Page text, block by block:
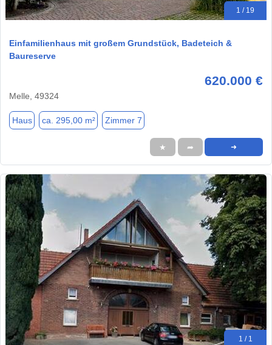
1 / 19
Einfamilienhaus mit großem Grundstück, Badeteich &
Baureserve
620.000 €
Melle, 49324
Haus ca. 295,00 m² Zimmer 7
★ ➦ ➜
1 / 1